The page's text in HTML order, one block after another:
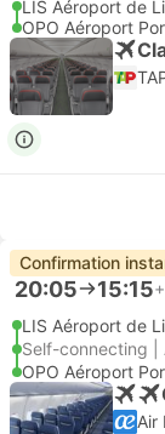
LIS Aéroport de
OPO Aéroport
Confirmation
20:05 15:15
LIS Aéroport de
Self-connecting |
OPO Aéroport
Air